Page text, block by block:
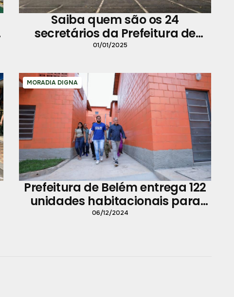
Saiba quem são os 24
secretários da Prefeitura de
Belém
01/01/2025
MORADIA DIGNA
Prefeitura de Belém entrega 122
unidades habitacionais para
moradores da Vila da Barca
06/12/2024